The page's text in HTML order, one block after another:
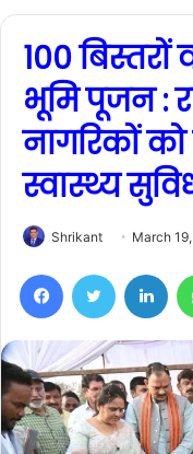
100
भूमि पूजन :
नागरिकों
स्वास्थ्य
Shrikant March